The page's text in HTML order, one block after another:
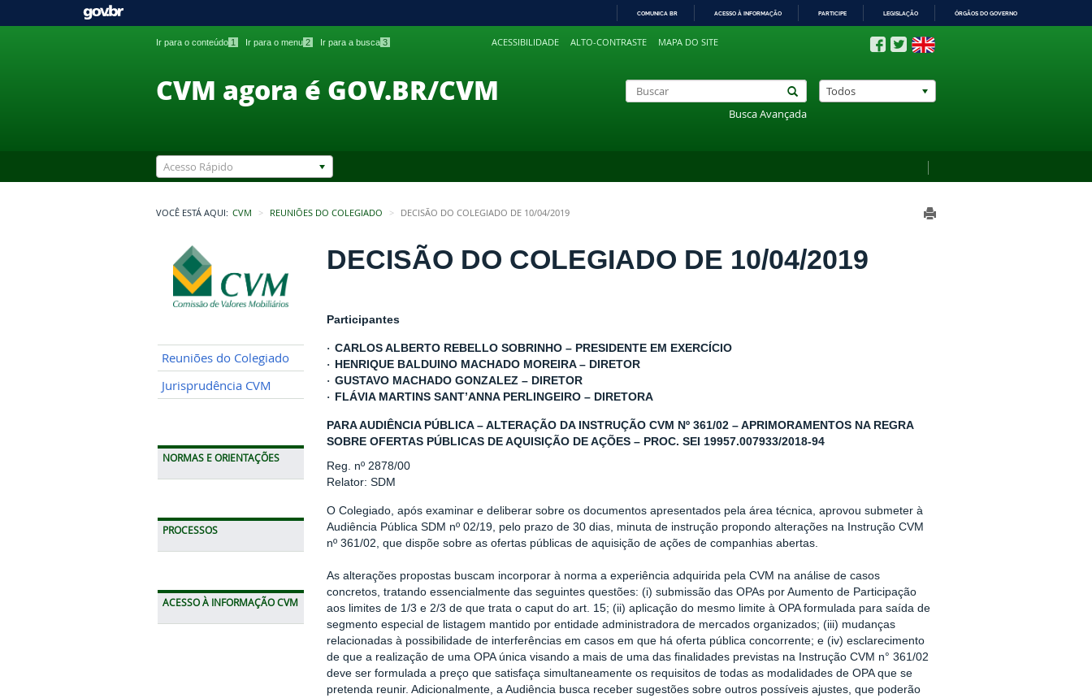
PARA
COMUNICA BR ACESSO À INFORMAÇÃO PARTICIPE LEGISLAÇÃO ÓRGÃOS DO GOVERNO
Ir para o conteúdo 1 Ir para o menu 2 Ir para a busca 3 ACESSIBILIDADE ALTO-CONTRASTE MAPA DO SITE
CVM agora é GOV.BR/CVM
Busca Avançada
Todos
Acesso Rápido
VOCÊ ESTÁ AQUI: CVM REUNIÕES DO COLEGIADO DECISÃO DO COLEGIADO DE 10/04/2019
Reuniões do Colegiado
Jurisprudência CVM
NORMAS E ORIENTAÇÕES
PROCESSOS
ACESSO À INFORMAÇÃO CVM
DECISÃO DO COLEGIADO DE 10/04/2019
Participantes
· CARLOS ALBERTO REBELLO SOBRINHO – PRESIDENTE EM EXERCÍCIO
· HENRIQUE BALDUINO MACHADO MOREIRA – DIRETOR
· GUSTAVO MACHADO GONZALEZ – DIRETOR
· FLÁVIA MARTINS SANT’ANNA PERLINGEIRO – DIRETORA
PARA AUDIÊNCIA PÚBLICA – ALTERAÇÃO DA INSTRUÇÃO CVM Nº 361/02 – APRIMORAMENTOS NA REGRA
SOBRE OFERTAS PÚBLICAS DE AQUISIÇÃO DE AÇÕES – PROC. SEI 19957.007933/2018-94
Reg. nº 2878/00
Relator: SDM
O Colegiado, após examinar e deliberar sobre os documentos apresentados pela área técnica, aprovou submeter à
Audiência Pública SDM nº 02/19, pelo prazo de 30 dias, minuta de instrução propondo alterações na Instrução CVM
nº 361/02, que dispõe sobre as ofertas públicas de aquisição de ações de companhias abertas.
As alterações propostas buscam incorporar à norma a experiência adquirida pela CVM na análise de casos
concretos, tratando essencialmente das seguintes questões: (i) submissão das OPAs por Aumento de Participação
aos limites de 1/3 e 2/3 de que trata o caput do art. 15; (ii) aplicação do mesmo limite à OPA formulada para saída de
segmento especial de listagem mantido por entidade administradora de mercados organizados; (iii) mudanças
relacionadas à possibilidade de interferências em casos em que há oferta pública concorrente; e (iv) esclarecimento
de que a realização de uma OPA única visando a mais de uma das finalidades previstas na Instrução CVM n° 361/02
deve ser formulada a preço que satisfaça simultaneamente os requisitos de todas as modalidades de OPA que se
pretenda reunir. Adicionalmente, a Audiência busca receber sugestões sobre outros possíveis ajustes, que poderão